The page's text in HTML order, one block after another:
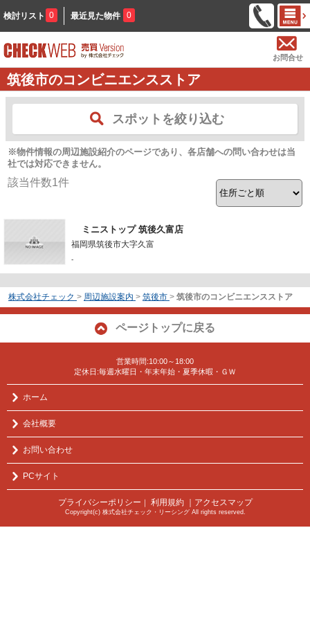
検討リスト 0 最近見た物件 0
お問合せ
筑後市のコンビニエンスストア
スポットを絞り込む
※物件情報の周辺施設紹介のページであり、各店舗への問い合わせは当
社では対応できません。
該当件数1件
ミニストップ 筑後久富店
福岡県筑後市大字久富
-
株式会社チェック > 周辺施設案内 > 筑後市 > 筑後市のコンビニエンスストア
ページトップに戻る
営業時間:10:00～18:00
定休日:毎週水曜日・年末年始・夏季休暇・ＧＷ
ホーム
会社概要
お問い合わせ
PCサイト
プライバシーポリシー ｜ 利用規約 ｜アクセスマップ
Copyright(c) 株式会社チェック・リーシング All rights reserved.